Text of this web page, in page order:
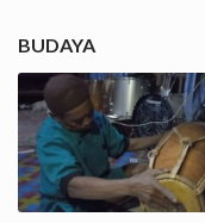
BUDAYA